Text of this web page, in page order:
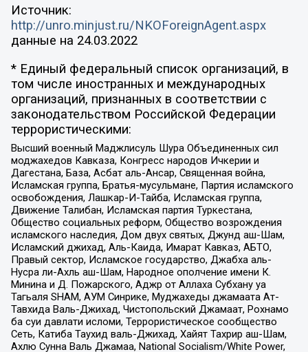
Источник:
http://unro.minjust.ru/NKOForeignAgent.aspx
данные на 24.03.2022
* Единый федеральный список организаций, в
том числе иностранных и международных
организаций, признанных в соответствии с
законодательством Российской Федерации
террористическими:
Высший военный Маджлисуль Шура Объединенных сил
моджахедов Кавказа, Конгресс народов Ичкерии и
Дагестана, База, Асбат аль-Ансар, Священная война,
Исламская группа, Братья-мусульмане, Партия исламского
освобождения, Лашкар-И-Тайба, Исламская группа,
Движение Талибан, Исламская партия Туркестана,
Общество социальных реформ, Общество возрождения
исламского наследия, Дом двух святых, Джунд аш-Шам,
Исламский джихад, Аль-Каида, Имарат Кавказ, АБТО,
Правый сектор, Исламское государство, Джабха аль-
Нусра ли-Ахль аш-Шам, Народное ополчение имени К.
Минина и Д. Пожарского, Аджр от Аллаха Субхану уа
Тагьаля SHAM, АУМ Синрике, Муджахеды джамаата Ат-
Тавхида Валь-Джихад, Чистопольский Джамаат, Рохнамо
ба суи давлати исломи, Террористическое сообщество
Сеть, Катиба Таухид валь-Джихад, Хайят Тахрир аш-Шам,
Ахлю Сунна Валь Джамаа, National Socialism/White Power,